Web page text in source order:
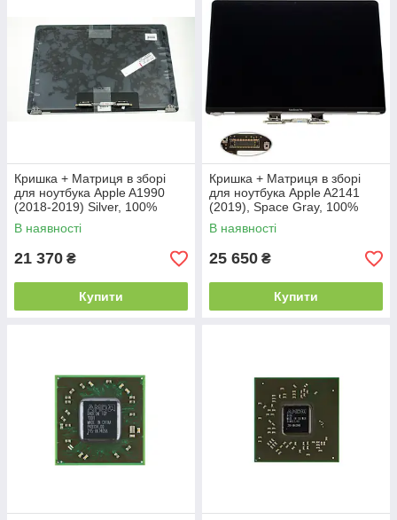
Кришка + Матриця в зборі
для ноутбука Apple A1990
(2018-2019) Silver, 100%
оригінал (AASP)
В наявності
21 370 ₴
Купити
Кришка + Матриця в зборі
для ноутбука Apple A2141
(2019), Space Gray, 100%
оригінал (AASP)
В наявності
25 650 ₴
Купити